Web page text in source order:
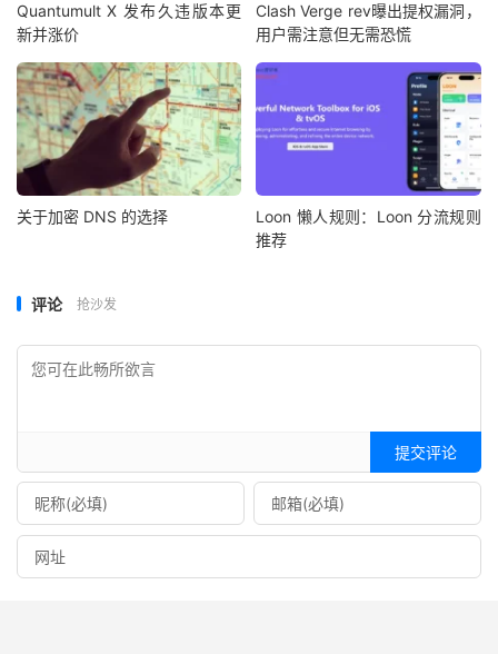
Quantumult X 发布久违版本更
新并涨价
Clash Verge rev曝出提权漏洞，
用户需注意但无需恐慌
关于加密 DNS 的选择
Loon 懒人规则：Loon 分流规则
推荐
评论 抢沙发
提交评论